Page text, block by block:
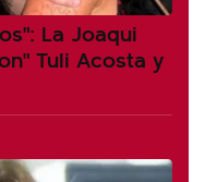
La Joaqui
Tuli Acosta y